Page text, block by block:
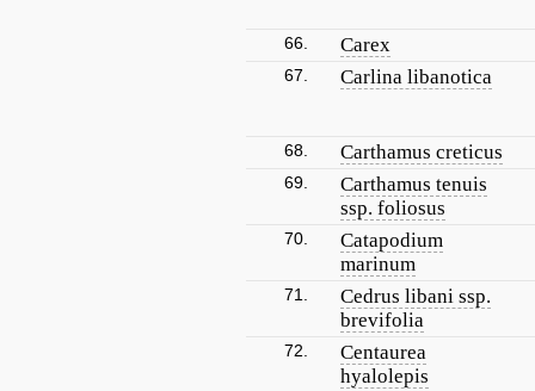
66. Carex
67. Carlina libanotica
68. Carthamus creticus
69.
Carthamus tenuis
ssp. foliosus
70.
Catapodium
marinum
71.
Cedrus libani ssp.
brevifolia
72.
Centaurea
hyalolepis